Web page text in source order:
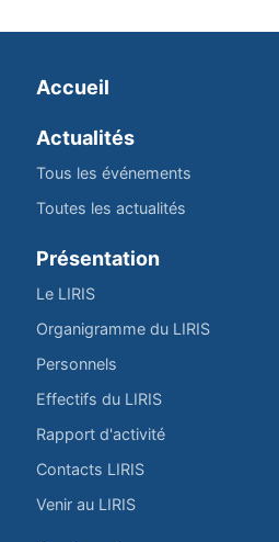
Accueil
Actualités
Tous les événements
Toutes les actualités
Présentation
Le LIRIS
Organigramme du LIRIS
Personnels
Effectifs du LIRIS
Rapport d'activité
Contacts LIRIS
Venir au LIRIS